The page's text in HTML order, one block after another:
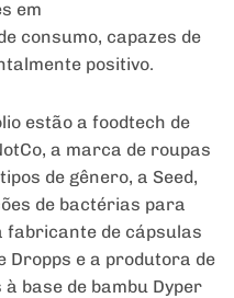
em
consumo, capazes de
positivo.
estão a foodtech de
a marca de roupas
de gênero, a Seed,
de bactérias para
fabricante de cápsulas
Dropps e a produtora de
base de bambu Dyper